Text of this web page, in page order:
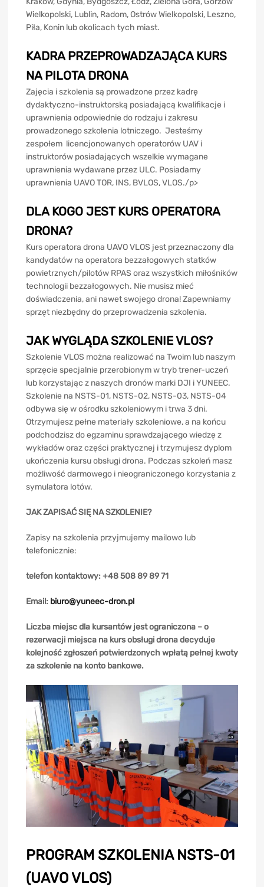
Wielkopolski, Lublin, Radom, Ostrów Wielkopolski, Leszno,
Piła, Konin lub okolicach tych miast.
KADRA PRZEPROWADZAJĄCA KURS
NA PILOTA DRONA
Zajęcia i szkolenia są prowadzone przez kadrę
dydaktyczno-instruktorską posiadającą kwalifikacje i
uprawnienia odpowiednie do rodzaju i zakresu
prowadzonego szkolenia lotniczego. Jesteśmy
zespołem licencjonowanych operatorów UAV i
instruktorów posiadających wszelkie wymagane
uprawnienia wydawane przez ULC. Posiadamy
uprawnienia UAVO TOR, INS, BVLOS, VLOS./p>
DLA KOGO JEST KURS OPERATORA
DRONA?
Kurs operatora drona UAVO VLOS jest przeznaczony dla
kandydatów na operatora bezzałogowych statków
powietrznych/pilotów RPAS oraz wszystkich miłośników
technologii bezzałogowych. Nie musisz mieć
doświadczenia, ani nawet swojego drona! Zapewniamy
sprzęt niezbędny do przeprowadzenia szkolenia.
JAK WYGLĄDA SZKOLENIE VLOS?
Szkolenie VLOS można realizować na Twoim lub naszym
sprzęcie specjalnie przerobionym w tryb trener-uczeń
lub korzystając z naszych dronów marki DJI i YUNEEC.
Szkolenie na NSTS-01, NSTS-02, NSTS-03, NSTS-04
odbywa się w ośrodku szkoleniowym i trwa 3 dni.
Otrzymujesz pełne materiały szkoleniowe, a na końcu
podchodzisz do egzaminu sprawdzającego wiedzę z
wykładów oraz części praktycznej i trzymujesz dyplom
ukończenia kursu obsługi drona. Podczas szkoleń masz
możliwość darmowego i nieograniczonego korzystania z
symulatora lotów.
JAK ZAPISAĆ SIĘ NA SZKOLENIE?
Zapisy na szkolenia przyjmujemy mailowo lub
telefonicznie:
telefon kontaktowy: +48 508 89 89 71
Email: biuro@yuneec-dron.pl
Liczba miejsc dla kursantów jest ograniczona – o
rezerwacji miejsca na kurs obsługi drona decyduje
kolejność zgłoszeń potwierdzonych wpłatą pełnej kwoty
za szkolenie na konto bankowe.
PROGRAM SZKOLENIA NSTS-01
(UAVO VLOS)